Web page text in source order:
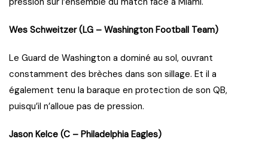
Wes Schweitzer (LG – Washington Football Team)
Le Guard de Washington a dominé au sol, ouvrant
constamment des brèches dans son sillage. Et il a
également tenu la baraque en protection de son QB,
puisqu’il n’alloue pas de pression.
Jason Kelce (C – Philadelphia Eagles)